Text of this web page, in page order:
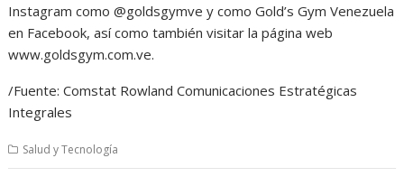
Instagram como @goldsgymve y como Gold’s Gym Venezuela
en Facebook, así como también visitar la página web
www.goldsgym.com.ve.
/Fuente: Comstat Rowland Comunicaciones Estratégicas
Integrales
Salud y Tecnología